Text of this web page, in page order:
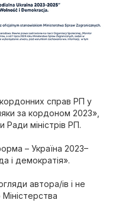
справ РП у
за кордоном 2023»,
міністрів РП.
– Україна 2023–
і демократія».
автора/ів і не